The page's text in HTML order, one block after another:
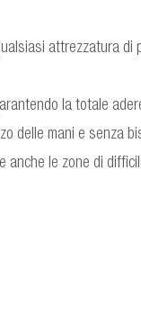
attrezzatura
la totale
delle mani e senza
anche le zone di